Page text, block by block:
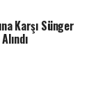
Karşı Sünger